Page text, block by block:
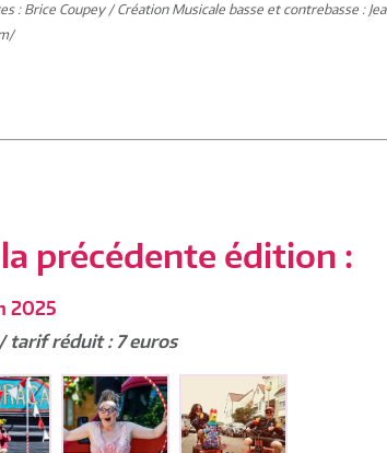
: Brice Coupey / Création Musicale basse et contrebasse :
précédente édition :
2025
tarif réduit : 7 euros